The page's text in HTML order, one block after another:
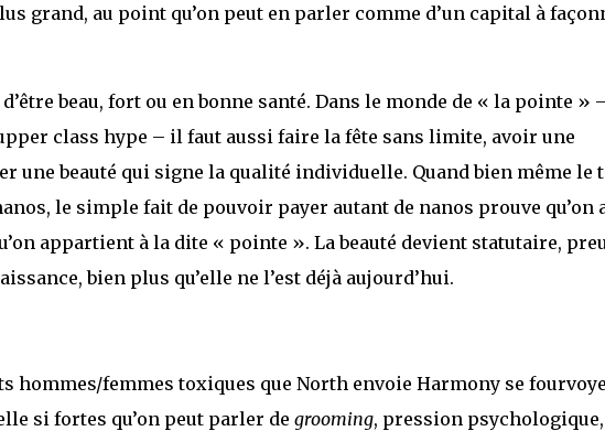
grand, au point qu’on peut en parler comme d’un capital à
beau, fort ou en bonne santé. Dans le monde de « la pointe »
class hype – il faut aussi faire la fête sans limite, avoir une
une beauté qui signe la qualité individuelle. Quand bien même le
le simple fait de pouvoir payer autant de nanos prouve qu’on
appartient à la dite « pointe ». La beauté devient statutaire,
bien plus qu’elle ne l’est déjà aujourd’hui.
hommes/femmes toxiques que North envoie Harmony se
si fortes qu’on peut parler de grooming, pression psychologique,